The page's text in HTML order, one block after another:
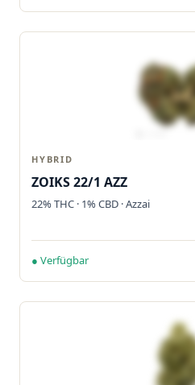
HYBRID
ZOIKS 22/1 AZZ
22% THC · 1% CBD · Azzai
● Verfügbar